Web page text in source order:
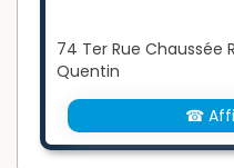
74 Ter Rue Chaussée
Quentin
☎